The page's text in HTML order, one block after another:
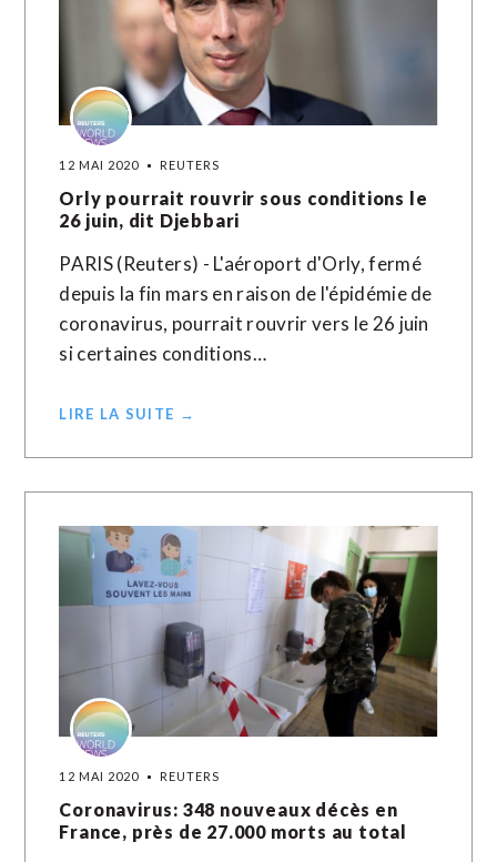
12 MAI 2020 REUTERS
Orly pourrait rouvrir sous conditions le
26 juin, dit Djebbari
PARIS (Reuters) - L'aéroport d'Orly, fermé
depuis la fin mars en raison de l'épidémie de
coronavirus, pourrait rouvrir vers le 26 juin
si certaines conditions…
LIRE LA SUITE →
12 MAI 2020 REUTERS
Coronavirus: 348 nouveaux décès en
France, près de 27.000 morts au total